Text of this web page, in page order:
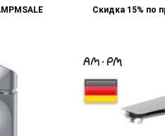
Скидка 15% по